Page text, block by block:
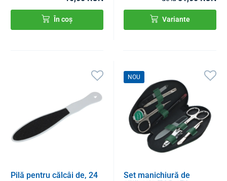
În coș Variante
Pilă pentru călcâi de, 24
NOU
Set manichiură de